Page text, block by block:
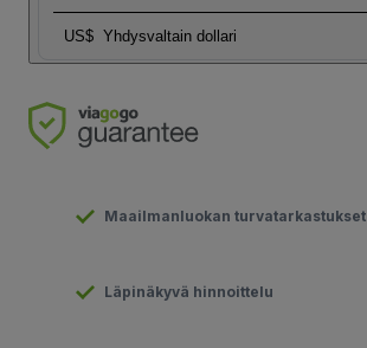
US$ Yhdysvaltain dollari
Maailmanluokan turvatarkastukset
Läpinäkyvä hinnoittelu